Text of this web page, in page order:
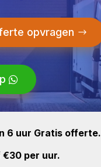
opvragen
6 uur Gratis offerte.
€30 per uur.